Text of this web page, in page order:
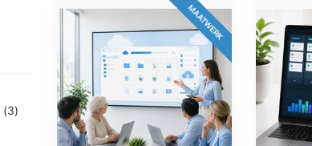
(3)
MAATWERK